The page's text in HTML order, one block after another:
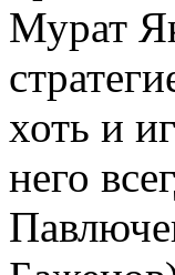
Мурат
хоть и
него